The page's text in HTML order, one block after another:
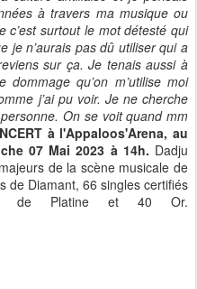
à travers ma musique ou
c’est surtout le mot détesté qui
je n’aurais pas dû utiliser qui a
sur ça. Je tenais aussi à
qu’on m’utilise moi
j’ai pu voir. Je ne cherche
On se voit quand mm
à l'Appaloos'Arena, au
07 Mai 2023 à 14h. Dadju
de la scène musicale de
de Diamant, 66 singles certifiés
de Platine et 40 Or.